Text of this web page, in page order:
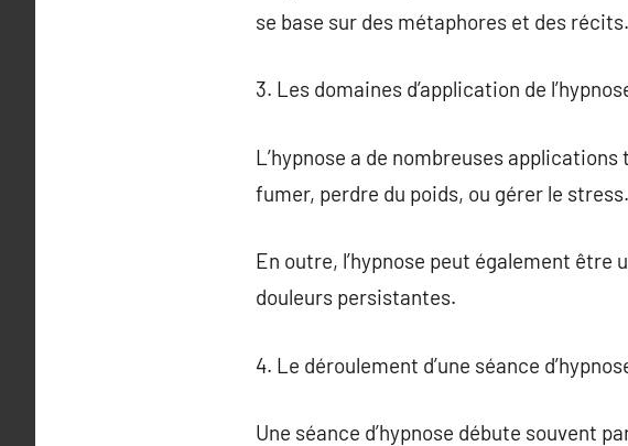
se base sur des métaphores et des récits.
3. Les domaines d’application de
L’hypnose a de nombreuses
fumer, perdre du poids, ou gérer le stress.
En outre, l’hypnose peut également
douleurs persistantes.
4. Le déroulement d’une séance
Une séance d’hypnose débute souvent